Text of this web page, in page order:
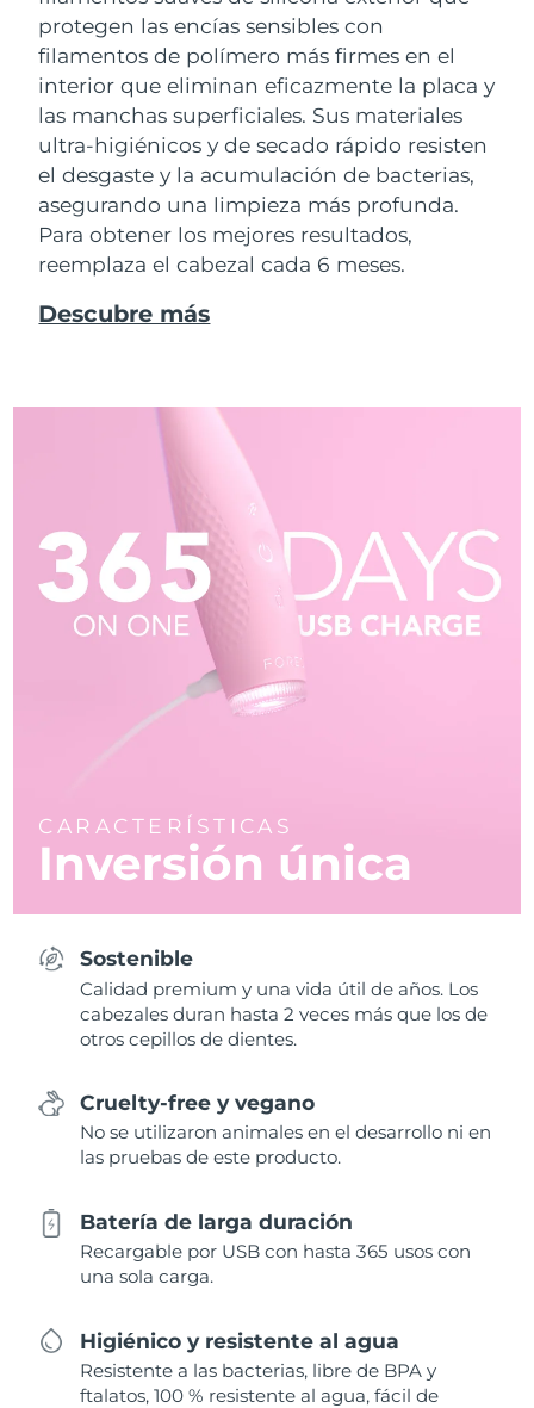
protegen las encías sensibles con
filamentos de polímero más firmes en el
interior que eliminan eficazmente la placa y
las manchas superficiales. Sus materiales
ultra-higiénicos y de secado rápido resisten
el desgaste y la acumulación de bacterias,
asegurando una limpieza más profunda.
Para obtener los mejores resultados,
reemplaza el cabezal cada 6 meses.
Descubre más
CARACTERÍSTICAS
Inversión única
Sostenible
Calidad premium y una vida útil de años. Los
cabezales duran hasta 2 veces más que los de
otros cepillos de dientes.
Cruelty-free y vegano
No se utilizaron animales en el desarrollo ni en
las pruebas de este producto.
Batería de larga duración
Recargable por USB con hasta 365 usos con
una sola carga.
Higiénico y resistente al agua
Resistente a las bacterias, libre de BPA y
ftalatos, 100 % resistente al agua, fácil de